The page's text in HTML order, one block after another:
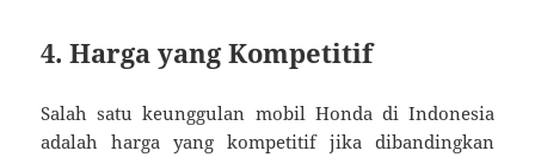
4. Harga yang Kompetitif
Salah satu keunggulan mobil Honda di Indonesia
adalah harga yang kompetitif jika dibandingkan